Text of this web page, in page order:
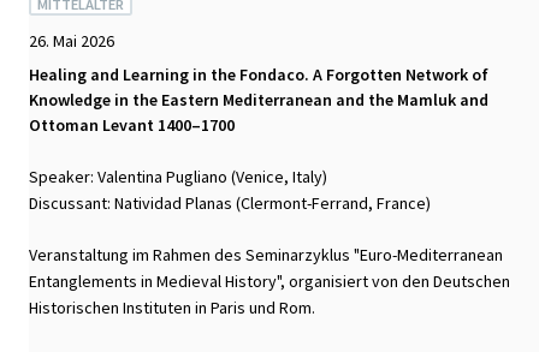
MITTELALTER
26. Mai 2026
Healing and Learning in the Fondaco. A Forgotten Network of
Knowledge in the Eastern Mediterranean and the Mamluk and
Ottoman Levant 1400–1700
Speaker: Valentina Pugliano (Venice, Italy)
Discussant: Natividad Planas (Clermont-Ferrand, France)
Veranstaltung im Rahmen des Seminarzyklus "Euro-Mediterranean
Entanglements in Medieval History", organisiert von den Deutschen
Historischen Instituten in Paris und Rom.